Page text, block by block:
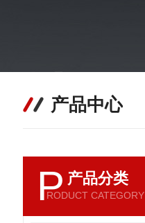
产品中心
P 产品分类
RODUCT CATEGORY